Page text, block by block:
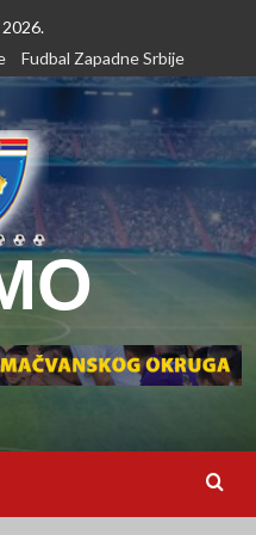
2026.
Fudbal Zapadne Srbije